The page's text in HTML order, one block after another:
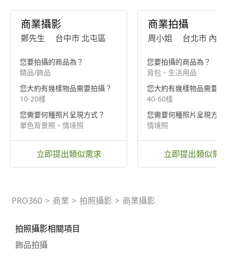
商業攝影
鄭先生 台中市 北屯區
您要拍攝的商品為？
精品/飾品
您大約有幾樣物品需要拍攝？
10-20樣
您需要何種照片呈現方式？
單色背景照、情境照
立即提出類似需求
商業拍攝
周小姐 台北市 內
您要拍攝的商品為？
背包、生活用品
您大約有幾樣物品需要拍
40-60樣
您需要何種照片呈現方式
情境照
立即提出類似需
PRO360 > 商業 > 拍照攝影 > 商業攝影
拍照攝影相關項目
飾品拍攝